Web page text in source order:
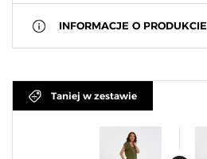
INFORMACJE O PRODUKCIE
Taniej w zestawie